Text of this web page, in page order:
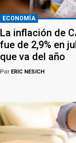
ECONOMÍA
La inflación de
fue de 2,9% en
que va del año
Por ERIC NESICH